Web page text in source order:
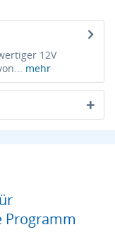
12V
mehr
Programm